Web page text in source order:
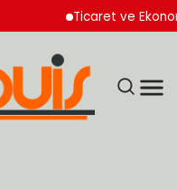
Ticaret ve Ekonomik